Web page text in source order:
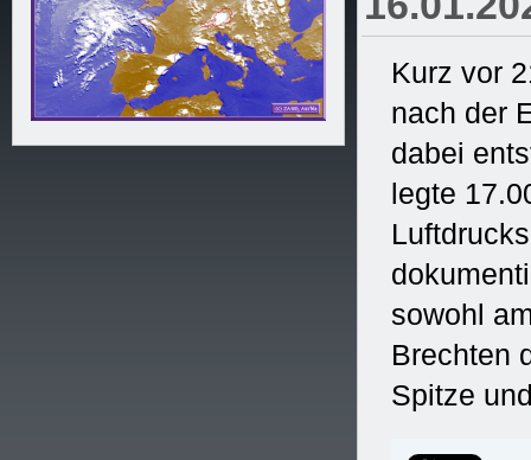
Kurz vor
nach der
dabei
legte
sowohl
Brechten
Spitze